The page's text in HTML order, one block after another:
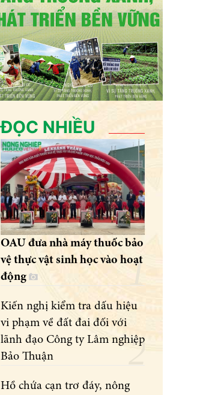
ĐỌC NHIỀU
OAU đưa nhà máy thuốc bảo
vệ thực vật sinh học vào hoạt
động
Kiến nghị kiểm tra dấu hiệu
vi phạm về đất đai đối với
lãnh đạo Công ty Lâm nghiệp
Bảo Thuận
Hồ chứa cạn trơ đáy, nông